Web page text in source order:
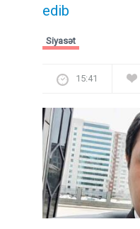
edib
Siyasət
15:41